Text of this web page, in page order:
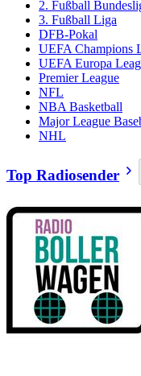
2. Fußball
3. Fußball Liga
DFB-Pokal
UEFA Champions
UEFA Europa
Premier League
NFL
NBA Basketball
Major League
NHL
Top Radiosender